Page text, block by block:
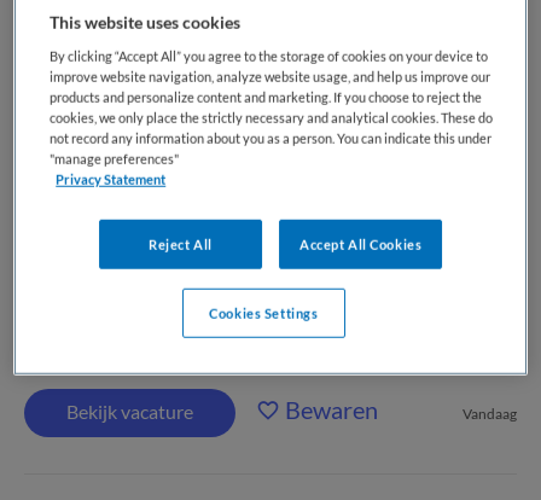
Parnassia Groep,Rotterdam
WO
Fulltime
Vaste aanstelling
Antes is voor de Poliklinieken Ziekenhuispsychiatrie en
Psychiatrie en Zwangerschap op zoek naar een gz-
combinatie van somatische en psychiatrische problematiek
en is gespecialiseerd in de wisselwerking tussen beide....
Bekijk vacature Bewaren Vandaag
This website uses cookies
By clicking “Accept All” you agree to the storage of cookies on your device to
improve website navigation, analyze website usage, and help us improve our
products and personalize content and marketing. If you choose to reject the
cookies, we only place the strictly necessary and analytical cookies. These do
not record any information about you as a person. You can indicate this under
"manage preferences"
Privacy Statement
Reject All Accept All Cookies
Cookies Settings